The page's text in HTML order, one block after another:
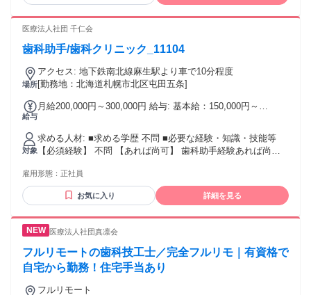
医療法人社団 千仁会
歯科助手/歯科クリニック_11104
場所
アクセス: 地下鉄南北線麻生駅より車で10分程度
[勤務地：北海道札幌市北区屯田五条]
給与
月給200,000円～300,000円 給与: 基本給：150,000円～
限なし） その他手当 燃料手当（11月～3月）：5,000円／月
対象
求める人材: ■求める学歴 不問 ■必要な経験・知識・技能等
【必須経験】 不問 【あれば尚可】 歯科助手経験あれば尚可 ■
雇用形態： 正社員
お気に入り 詳細を見る
医療法人社団真凛会
フルリモートの歯科技工士／完全フルリモ｜有資格で
自宅から勤務！住宅手当あり
フルリモート